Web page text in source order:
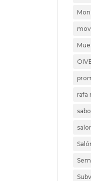
rafa